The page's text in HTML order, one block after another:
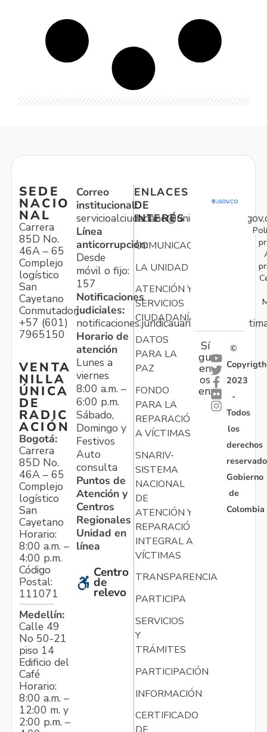
SEDE
NACIO
NAL
Carrera
85D No.
46A – 65
Complejo
logístico
San
Cayetano
Conmutador:
+57 (601)
7965150
VENTA
NILLA
ÚNICA
DE
RADIC
ACIÓN
Bogotá:
Carrera
85D No.
46A – 65
Complejo
logístico
San
Cayetano
Horario:
8:00 a.m. –
4:00 p.m.
Código
Postal:
111071
Medellín:
Calle 49
No 50-21
piso 14
Edificio del
Café
Horario:
8:00 a.m. –
12:00 m. y
2:00 p.m. –
Correo
institucional:
Línea
anticorrupción:
Desde
móvil o fijo:
157
Notificaciones
judiciales:
Horario de
atención
Lunes a
viernes
8:00 a.m. –
6:00 p.m.
Sábado,
Domingo y
Festivos
Auto
consulta
Puntos de
Atención y
Centros
Regionales
Unidad en
línea
Centro
de
relevo
ENLACES
DE
INTERÉS
COMUNICACIONES
LA UNIDAD
ATENCIÓN Y
SERVICIOS
CIUDADANÍA
DATOS
PARA LA
PAZ
FONDO
PARA LA
REPARACIÓN
A VÍCTIMAS
SNARIV-
SISTEMA
NACIONAL
DE
ATENCIÓN Y
REPARACIÓN
INTEGRAL A
VÍCTIMAS
TRANSPARENCIA
PARTICIPA
SERVICIOS
Y
TRÁMITES
PARTICIPACIÓN
INFORMACIÓN
CERTIFICADO
Sí
gu
en
os
en:
©
Copyrigth
2023
-
Todos
los
derechos
Gobierno
de
Colombia